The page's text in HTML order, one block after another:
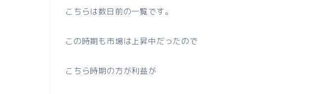
こちらは数日前の一覧です。
この時期も市場は上昇中だったので
こちら時期の方が利益が